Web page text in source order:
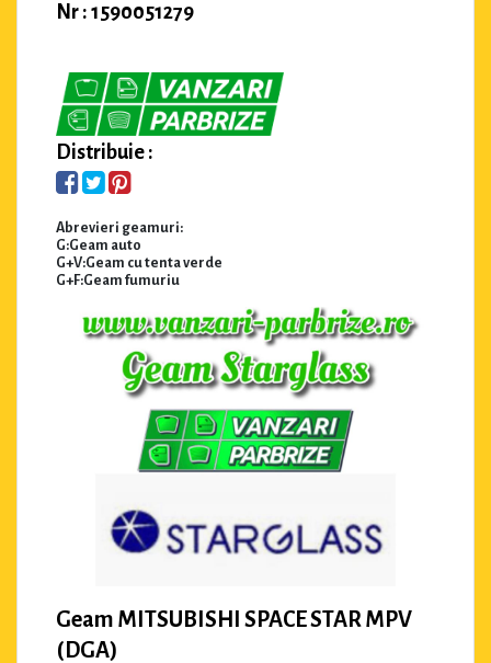
Nr : 1590051279
Distribuie :
Abrevieri geamuri:
G:Geam auto
G+V:Geam cu tenta verde
G+F:Geam fumuriu
Geam MITSUBISHI SPACE STAR MPV
(DGA)